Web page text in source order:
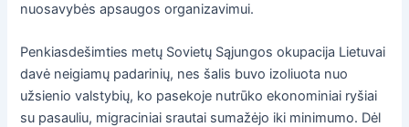
nuosavybės apsaugos organizavimui.
Penkiasdešimties metų Sovietų Sąjungos okupacija Lietuvai
davė neigiamų padarinių, nes šalis buvo izoliuota nuo
užsienio valstybių, ko pasekoje nutrūko ekonominiai ryšiai
su pasauliu, migraciniai srautai sumažėjo iki minimumo. Dėl